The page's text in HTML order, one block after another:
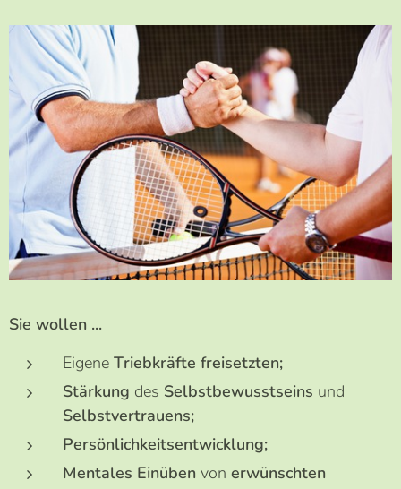
Sie wollen ...
Eigene Triebkräfte freisetzten;
Stärkung des Selbstbewusstseins und
Selbstvertrauens;
Persönlichkeitsentwicklung;
Mentales Einüben von erwünschten